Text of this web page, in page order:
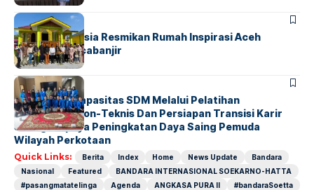
BERITAHOME
AirNav Indonesia Resmikan Rumah Inspirasi Aceh
Tamiang Pascabanjir
BERITAINDEX
Penguatan Kapasitas SDM Melalui Pelatihan
Kompetensi Non-Teknis Dan Persiapan Transisi Karir
Sebagai Upaya Peningkatan Daya Saing Pemuda
Wilayah Perkotaan
Quick Links: Berita Index Home News Update
Bandara
Nasional
Featured
BANDARA INTERNASIONAL SOEKARNO-HATTA
#pasangmatatelinga
Agenda ANGKASA PURA II
#bandaraSoetta